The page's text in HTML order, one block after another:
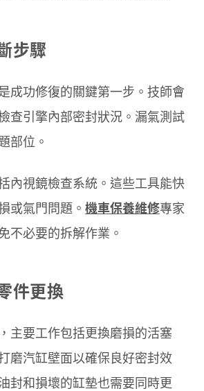
步驟
成功修復的關鍵第一步。技師會
查引擎內部密封狀況。漏氣測試
部位。
內視鏡檢查系統。這些工具能快
或氣門問題。 機車保養維修專家
不必要的拆解作業。
件更換
主要工作包括更換磨損的活塞
磨汽缸壁面以確保良好密封效
封和損壞的缸墊也需要同時更